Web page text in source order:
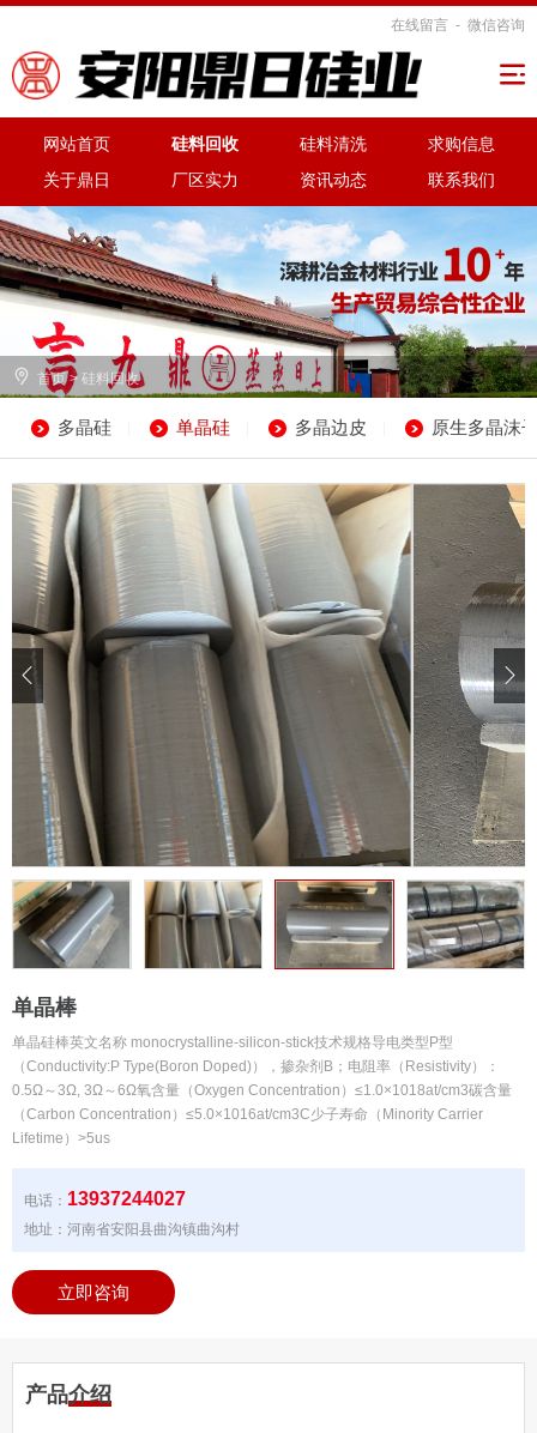
在线留言 - 微信咨询

网站首页 硅料回收 硅料清洗
求购信息
关于鼎日
厂区实力 资讯动态 联系我们
 首页> 硅料回收
多晶硅 单晶硅 多晶边皮 原生多晶沫
 
单晶棒
单晶硅棒英文名称 monocrystalline-silicon-stick技术规格导电类型P型
（Conductivity:P Type(Boron Doped)），掺杂剂B；电阻率（Resistivity）：
0.5Ω～3Ω, 3Ω～6Ω氧含量（Oxygen Concentration）≤1.0×1018at/cm3碳含量
（Carbon Concentration）≤5.0×1016at/cm3C少子寿命（Minority Carrier
Lifetime）>5us
电话： 13937244027
地址：河南省安阳县曲沟镇曲沟村
立即咨询
产品介绍